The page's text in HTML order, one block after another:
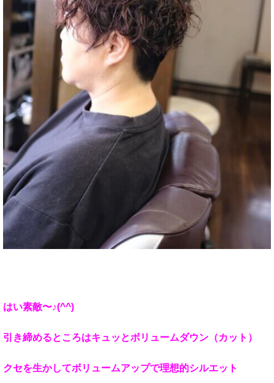
はい素敵〜♪(^^)
引き締めるところはキュッとボリュームダウン（カット）
クセを生かしてボリュームアップで理想的シルエット